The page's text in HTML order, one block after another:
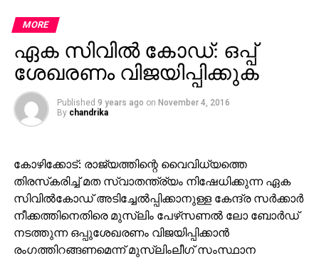
MORE
ഏക സിവില്‍ കോഡ്: ഒപ്പ്
ശേഖരണം വിജയിപ്പിക്കുക
Published 9 years ago on November 4, 2016
By chandrika
കോഴിക്കോട്: രാജ്യത്തിന്റെ വൈവിധ്യത്തെ
തിരസ്‌കരിച്ച് മത സ്വാതന്ത്ര്യം നിഷേധിക്കുന്ന ഏക
സിവില്‍കോഡ് അടിച്ചേല്‍പ്പിക്കാനുള്ള കേന്ദ്ര സര്‍ക്കാര്‍
നീക്കത്തിനെതിരെ മുസ്‌ലിം പേഴ്‌സണല്‍ ലോ ബോര്‍ഡ്
നടത്തുന്ന ഒപ്പുശേഖരണം വിജയിപ്പിക്കാന്‍
രംഗത്തിറങ്ങണമെന്ന് മുസ്‌ലിംലീഗ് സംസ്ഥാന